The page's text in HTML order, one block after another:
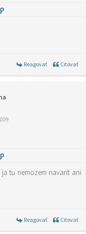
Reagovať Citovať
tu nemozem navarit ani
Reagovať Citovať